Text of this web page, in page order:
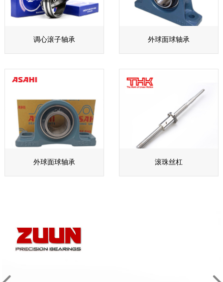
调心滚子轴承 外球面球轴承
外球面球轴承 滚珠丝杠